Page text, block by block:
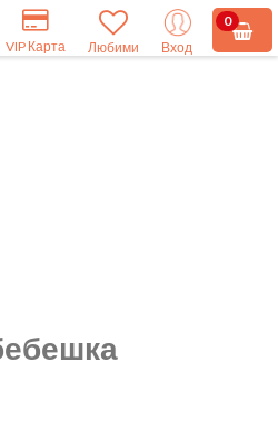
VIP Карта Любими Вход
0